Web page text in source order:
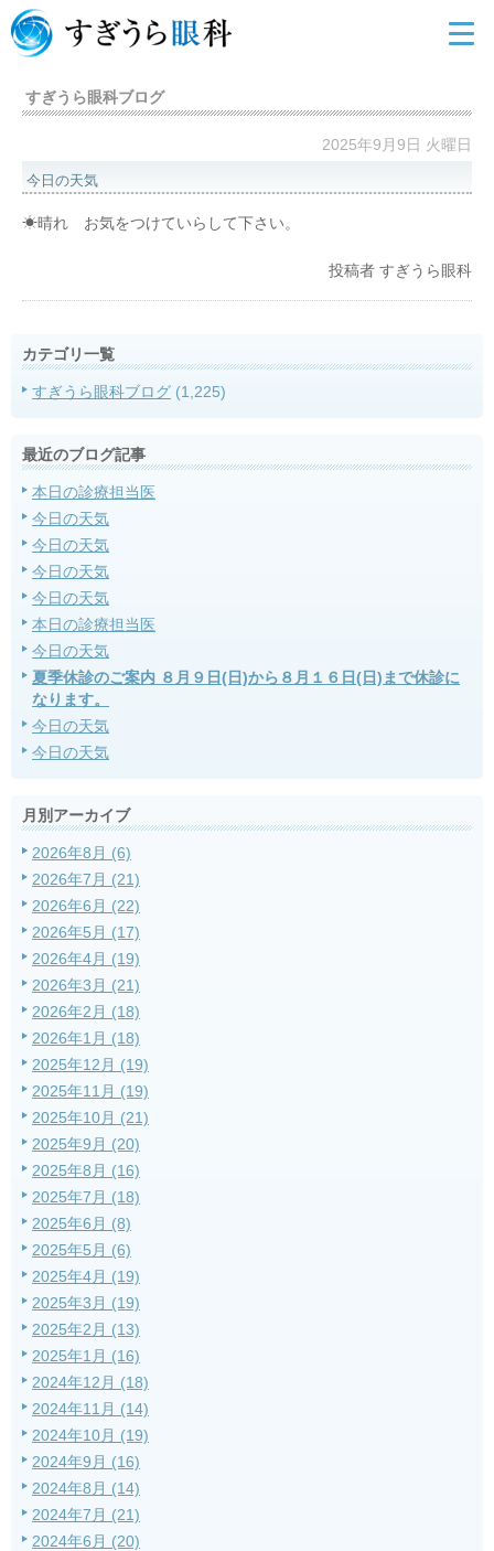
すぎうら眼科ブログ
2025年9月9日 火曜日
今日の天気
☀晴れ お気をつけていらして下さい。
投稿者 すぎうら眼科
カテゴリ一覧
すぎうら眼科ブログ (1,225)
最近のブログ記事
本日の診療担当医
今日の天気
今日の天気
今日の天気
今日の天気
本日の診療担当医
今日の天気
夏季休診のご案内 ８月９日(日)から８月１６日(日)まで休診に
なります。
今日の天気
今日の天気
月別アーカイブ
2026年8月 (6)
2026年7月 (21)
2026年6月 (22)
2026年5月 (17)
2026年4月 (19)
2026年3月 (21)
2026年2月 (18)
2026年1月 (18)
2025年12月 (19)
2025年11月 (19)
2025年10月 (21)
2025年9月 (20)
2025年8月 (16)
2025年7月 (18)
2025年6月 (8)
2025年5月 (6)
2025年4月 (19)
2025年3月 (19)
2025年2月 (13)
2025年1月 (16)
2024年12月 (18)
2024年11月 (14)
2024年10月 (19)
2024年9月 (16)
2024年8月 (14)
2024年7月 (21)
2024年6月 (20)